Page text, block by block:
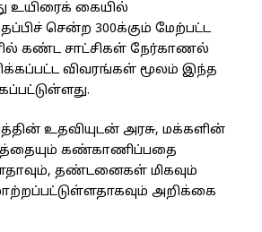
உயிரைக் கையில்
சென்ற 300க்கும் மேற்பட்ட
கண்ட சாட்சிகள் நேர்காணல்
விவரங்கள் மூலம் இந்த
உதவியுடன் அரசு, மக்களின்
கண்காணிப்பதை
தண்டனைகள் மிகவும்
அறிக்கை